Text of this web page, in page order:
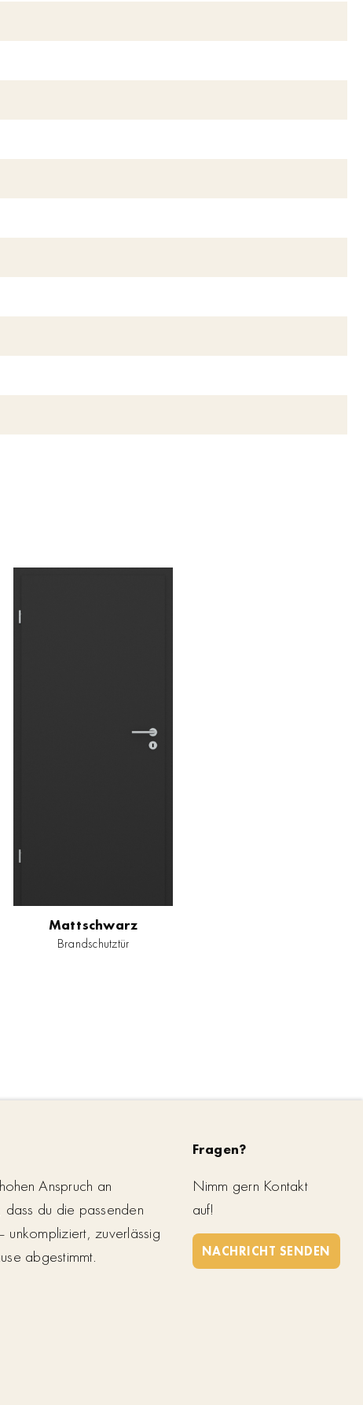
Mattschwarz
Brandschutztür
Anspruch an
du die passenden
unkompliziert, zuverlässig
abgestimmt.
Fragen?
Nimm gern Kontakt
auf!
NACHRICHT SENDEN